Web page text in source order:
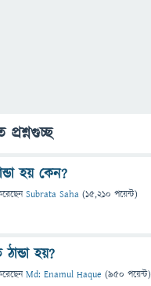
প্রশ্নগুচ্ছ
হয় কেন?
Subrata Saha (15,210 পয়েন্ট)
হয়?
Md: Enamul Haque (950 পয়েন্ট)